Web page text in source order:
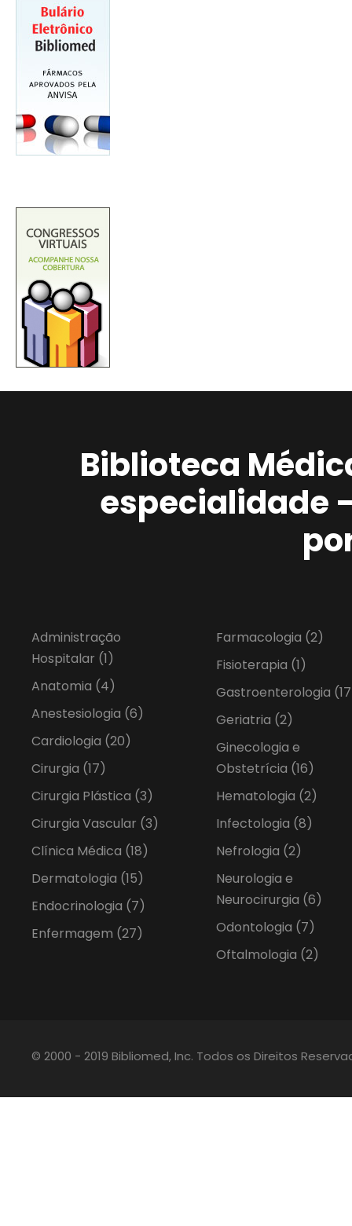
Biblioteca
especialidade
Administração
Hospitalar (1)
Anatomia (4)
Anestesiologia (6)
Cardiologia (20)
Cirurgia (17)
Cirurgia Plástica (3)
Cirurgia Vascular (3)
Clínica Médica (18)
Dermatologia (15)
Endocrinologia (7)
Enfermagem (27)
Farmacologia (2)
Fisioterapia (1)
Gastroenterologia
Geriatria (2)
Ginecologia e
Obstetrícia (16)
Hematologia (2)
Infectologia (8)
Nefrologia (2)
Neurologia e
Neurocirurgia (6)
Odontologia (7)
Oftalmologia (2)
© 2000 - 2019 Bibliomed, Inc. Todos os Direitos